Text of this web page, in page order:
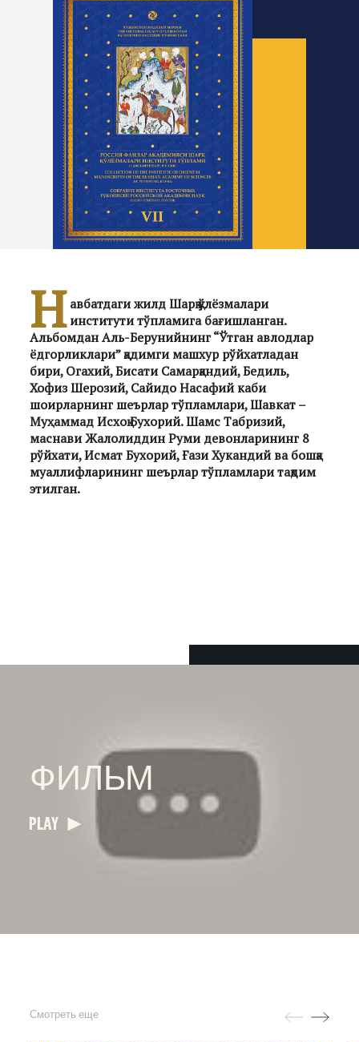
Н авбатдаги жилд Шарқ қўлёзмалари
институти тўпламига бағишланган.
Альбомдан Аль-Берунийнинг “Ўтган авлодлар
ёдгорликлари” қадимги машхур рўйхатладан
бири, Огахий, Бисати Самарқандий, Бедиль,
Хофиз Шерозий, Сайидо Насафий каби
шоирларнинг шеърлар тўпламлари, Шавкат –
Муҳаммад Исхоқ Бухорий. Шамс Табризий,
маснави Жалолиддин Руми девонларининг 8
рўйхати, Исмат Бухорий, Ғази Хукандий ва бошқа
муаллифларининг шеърлар тўпламлари тақдим
этилган.
ФИЛЬМ
PLAY
Смотреть еще